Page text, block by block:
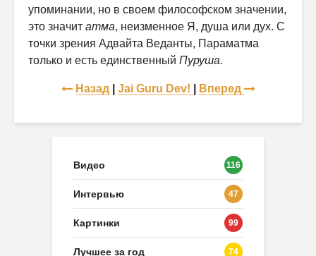
упоминании, но в своем философском значении,
это значит атма, неизменное Я, душа или дух. С
точки зрения Адвайта Веданты, Параматма
только и есть единственный Пуруша.
Назад| Jai Guru Dev! Вперед
Видео 116
Интервью 47
Картинки 99
Лучшее за год 74